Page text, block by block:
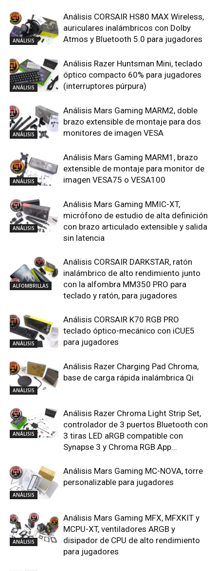
ANÁLISIS
Análisis CORSAIR HS80 MAX Wireless,
auriculares inalámbricos con Dolby
Atmos y Bluetooth 5.0 para jugadores
ANÁLISIS
Análisis Razer Huntsman Mini, teclado
óptico compacto 60% para jugadores
(interruptores púrpura)
ANÁLISIS
Análisis Mars Gaming MARM2, doble
brazo extensible de montaje para dos
monitores de imagen VESA
ANÁLISIS
Análisis Mars Gaming MARM1, brazo
extensible de montaje para monitor de
imagen VESA75 o VESA100
ANÁLISIS
Análisis Mars Gaming MMIC-XT,
micrófono de estudio de alta definición
con brazo articulado extensible y salida
sin latencia
ALFOMBRILLAS
Análisis CORSAIR DARKSTAR, ratón
inalámbrico de alto rendimiento junto
con la alfombra MM350 PRO para
teclado y ratón, para jugadores
ANÁLISIS
Análisis CORSAIR K70 RGB PRO
teclado óptico-mecánico con iCUE5
para jugadores
ANÁLISIS
Análisis Razer Charging Pad Chroma,
base de carga rápida inalámbrica Qi
ANÁLISIS
Análisis Razer Chroma Light Strip Set,
controlador de 3 puertos Bluetooth con
3 tiras LED aRGB compatible con
Synapse 3 y Chroma RGB App...
ANÁLISIS
Análisis Mars Gaming MC-NOVA, torre
personalizable para jugadores
ANÁLISIS
Análisis Mars Gaming MFX, MFXKIT y
MCPU-XT, ventiladores ARGB y
disipador de CPU de alto rendimiento
para jugadores